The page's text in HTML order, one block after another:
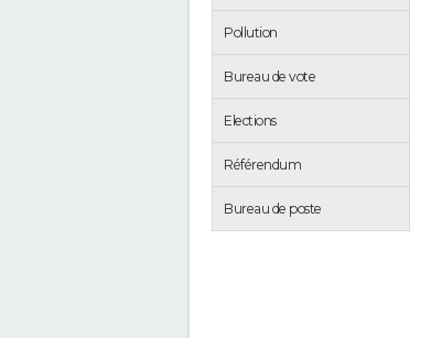
Pollution
Bureau de vote
Elections
Référendum
Bureau de poste